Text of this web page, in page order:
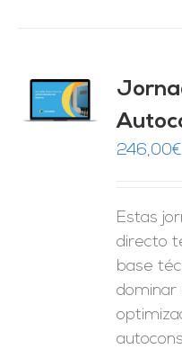
246,00€
Estas
directo
base
dominar